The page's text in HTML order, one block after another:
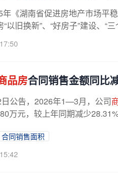
年《湖南省促进房地产市场平
以旧换新”、“好房子”建设、“
品房合同销售金额同比
公告，2026年1—3月，公司
万元，较上年同期减少
合同销售面积